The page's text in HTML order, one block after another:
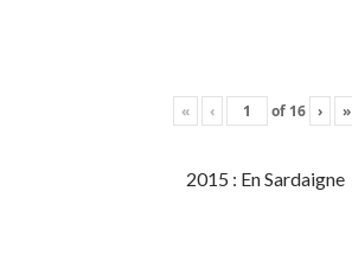
« ‹ of 16 › »
2015 : En Sardaigne